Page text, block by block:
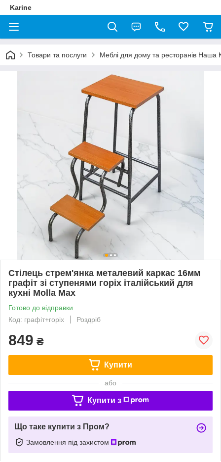
Karine
Товари та послуги Меблі для дому та ресторанів Наша
Стілець стрем'янка металевий каркас 16мм
графіт зі ступенями горіх італійський для
кухні Molla Max
Готово до відправки
Код: графіт+горіх
Роздріб
849 ₴
Купити
або
Купити з
Що таке купити з Пром?
Замовлення під захистом